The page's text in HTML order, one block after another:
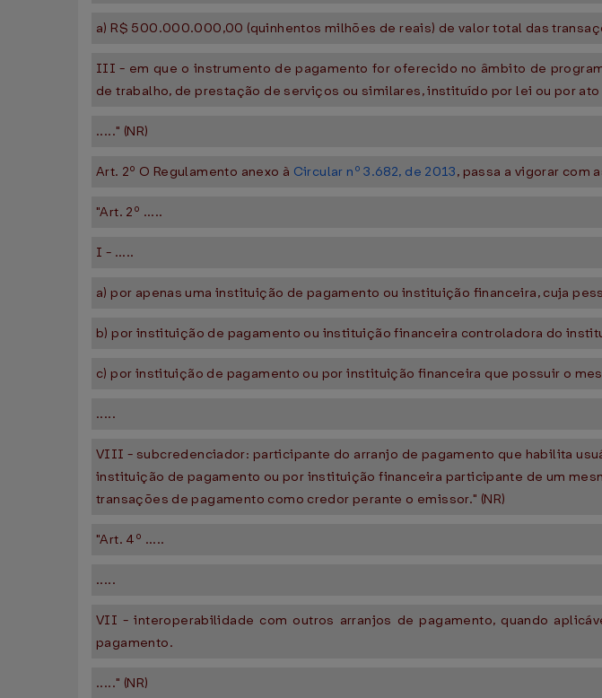
a) R$ 500.000.000,00 (quinhentos milhões de reais) de valor total das
III - em que o instrumento de pagamento for oferecido no âmbito de
de trabalho, de prestação de serviços ou similares, instituído por lei ou por
....." (NR)
Art. 2º O Regulamento anexo à Circular nº 3.682, de 2013, passa a vigorar com
"Art. 2º .....
I - .....
a) por apenas uma instituição de pagamento ou instituição financeira, cuja
b) por instituição de pagamento ou instituição financeira controladora do
c) por instituição de pagamento ou por instituição financeira que possuir o
.....
VIII - subcredenciador: participante do arranjo de pagamento que habilita
instituição de pagamento ou por instituição financeira participante de um
transações de pagamento como credor perante o emissor." (NR)
"Art. 4º .....
.....
VII - interoperabilidade com outros arranjos de pagamento, quando
pagamento.
....." (NR)